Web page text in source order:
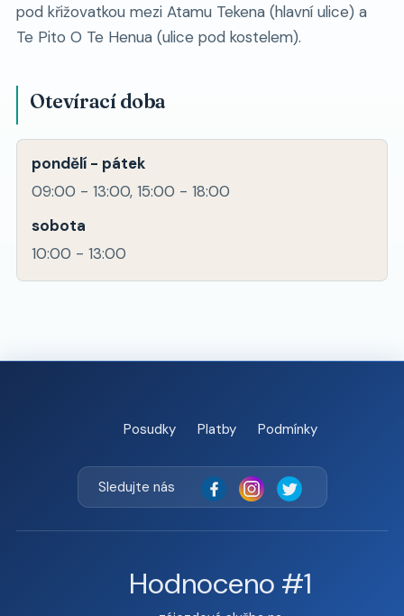
pod křižovatkou mezi Atamu Tekena (hlavní ulice) a
Te Pito O Te Henua (ulice pod kostelem).
Otevírací doba
pondělí - pátek
09:00 - 13:00, 15:00 - 18:00
sobota
10:00 - 13:00
Posudky Platby Podmínky
Sledujte nás
Hodnoceno #1